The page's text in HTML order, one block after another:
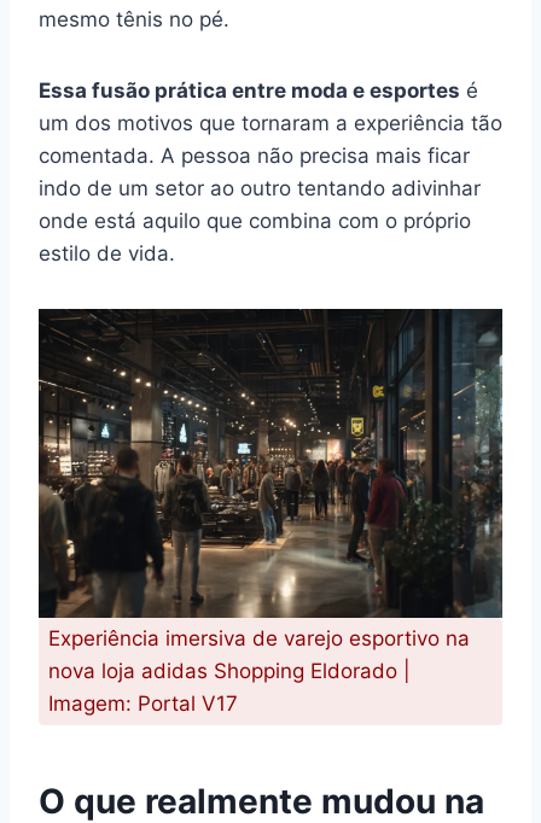
mesmo tênis no pé.
Essa fusão prática entre moda e esportes é
um dos motivos que tornaram a experiência tão
comentada. A pessoa não precisa mais ficar
indo de um setor ao outro tentando adivinhar
onde está aquilo que combina com o próprio
estilo de vida.
Experiência imersiva de varejo esportivo na
nova loja adidas Shopping Eldorado |
Imagem: Portal V17
O que realmente mudou na